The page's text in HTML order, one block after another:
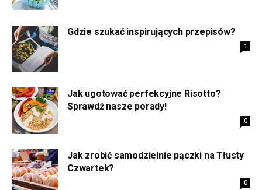
Gdzie szukać inspirujących przepisów?
1
Jak ugotować perfekcyjne Risotto?
Sprawdź nasze porady!
0
Jak zrobić samodzielnie pączki na Tłusty
Czwartek?
0